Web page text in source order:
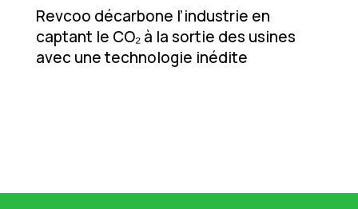
Revcoo décarbone l’industrie en
captant le CO₂ à la sortie des usines
avec une technologie inédite